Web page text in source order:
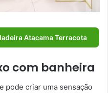
Atacama Terracota
com banheira
pode criar uma sensação